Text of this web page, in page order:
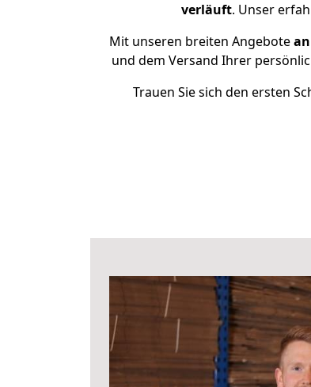
verläuft. Unser
Mit unseren breiten Angebote
und dem Versand Ihrer
Trauen Sie sich den ersten